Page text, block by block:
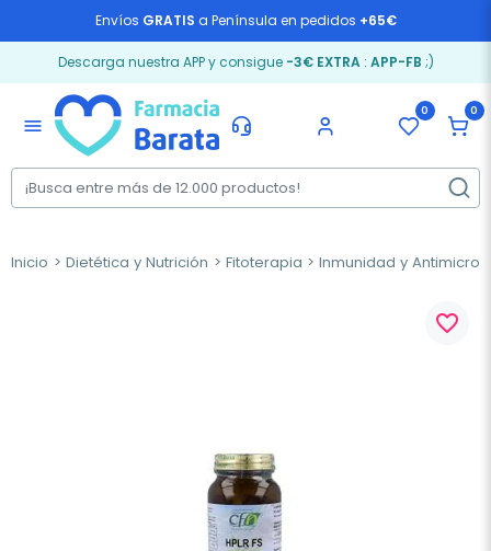
Envíos GRATIS a Península en pedidos +65€
Descarga nuestra APP y consigue -3€ EXTRA: APP-FB ;)
menu
0 0
Inicio Dietética y Nutrición Fitoterapia Inmunidad y
favorite_border